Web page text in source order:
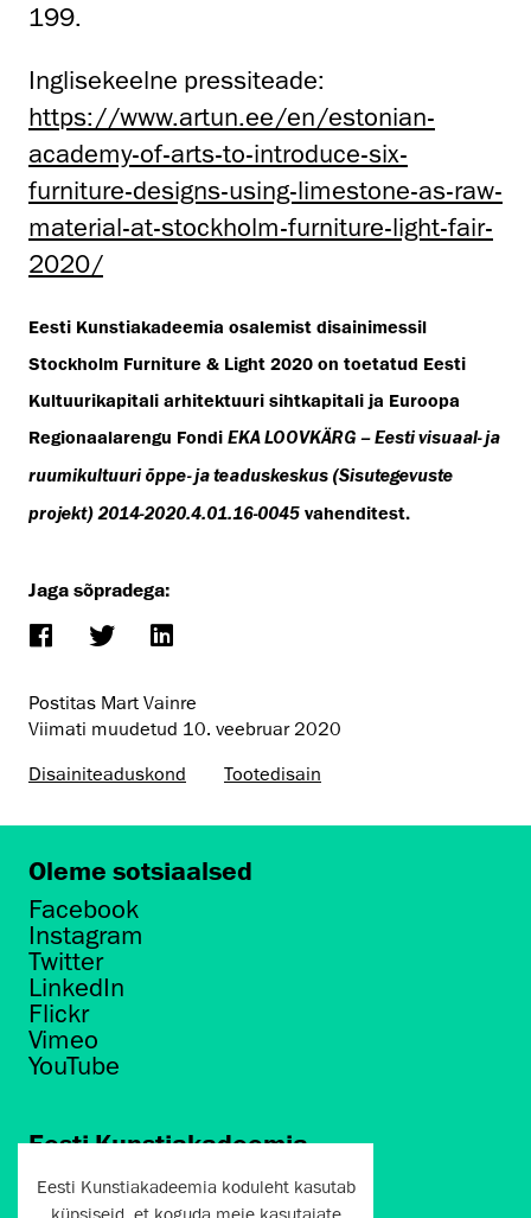
199.
Inglisekeelne pressiteade:
https://www.artun.ee/en/estonian-
academy-of-arts-to-introduce-six-
furniture-designs-using-limestone-as-raw-
material-at-stockholm-furniture-light-fair-
2020/
Eesti Kunstiakadeemia osalemist disainimessil
Stockholm Furniture & Light 2020 on toetatud Eesti
Kultuurikapitali arhitektuuri sihtkapitali ja Euroopa
Regionaalarengu Fondi EKA LOOVKÄRG – Eesti visuaal- ja
ruumikultuuri õppe- ja teaduskeskus (Sisutegevuste
projekt) 2014-2020.4.01.16-0045 vahenditest.
Jaga sõpradega:
Postitas Mart Vainre
Viimati muudetud 10. veebruar 2020
Disaini­­teaduskond
Tootedisain
Oleme sotsiaalsed
Facebook
Instagram
Twitter
LinkedIn
Flickr
Vimeo
YouTube
Eesti Kunstiakadeemia
Põhja puiestee 7
Eesti Kunstiakadeemia koduleht kasutab